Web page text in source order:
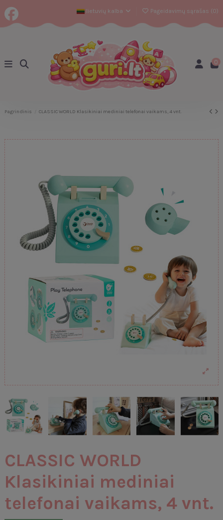
lietuvių kalba Pageidavimų sąrašas (0)
0
Pagrindinis CLASSIC WORLD Klasikiniai mediniai telefonai vaikams, 4 vnt.
CLASSIC WORLD
Klasikiniai mediniai
telefonai vaikams, 4 vnt.